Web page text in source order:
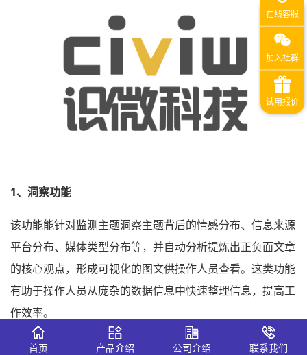
1、洞察功能
该功能能针对监测主题洞察主题背后的情感分布、信息来源
平台分布、媒体类型分布等，并自动分析提炼出正负面文章
的核心观点，形成可视化的图文供操作人员查看。这类功能
有助于操作人员从庞杂的数据信息中快速整理信息，提高工
作效率。
2、整理功能
首页 产品介绍 公司介绍 联系我们